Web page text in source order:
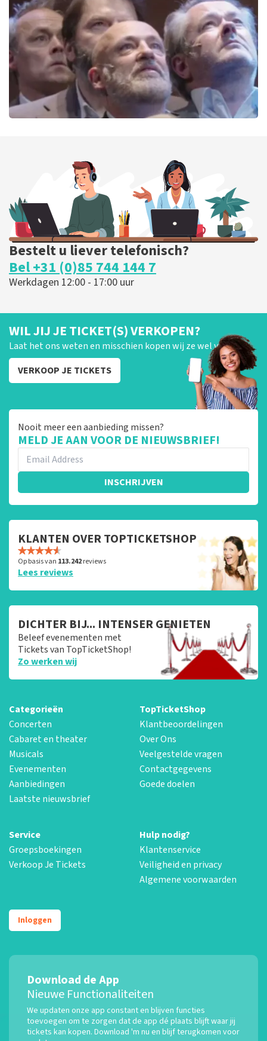
162laatste 30 minuten
BESTEL NU
BESTEL NU
Bestelt u liever telefonisch?
Bel +31 (0)85 744 144 7
Werkdagen 12:00 - 17:00 uur
WIL JIJ JE TICKET(S) VERKOPEN?
Laat het ons weten en misschien kopen wij ze wel van je!
VERKOOP JE TICKETS
Nooit meer een aanbieding missen?
MELD JE AAN VOOR DE NIEUWSBRIEF!
INSCHRIJVEN
KLANTEN OVER TOPTICKETSHOP
Op basis van 113.242reviews
Lees reviews
DICHTER BIJ... INTENSER GENIETEN
Beleef evenementen met
Tickets van TopTicketShop!
Zo werken wij
Categorieën
Concerten
Cabaret en theater
Musicals
Evenementen
Aanbiedingen
Laatste nieuwsbrief
TopTicketShop
Klantbeoordelingen
Over Ons
Veelgestelde vragen
Contactgegevens
Goede doelen
Service
Groepsboekingen
Verkoop Je Tickets
Hulp nodig?
Klantenservice
Veiligheid en privacy
Algemene voorwaarden
Inloggen
Download de App
Nieuwe Functionaliteiten
We updaten onze app constant en blijven functies
toevoegen om te zorgen dat de app dé plaats blijft waar jij
tickets kan kopen. Download 'm nu en blijf terugkomen voor